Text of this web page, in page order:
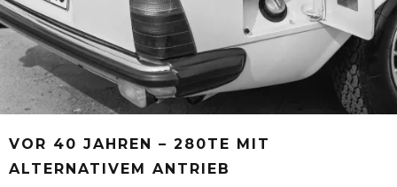
VOR 40 JAHREN – 280TE MIT
ALTERNATIVEM ANTRIEB